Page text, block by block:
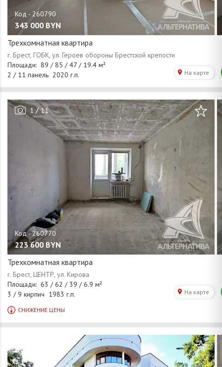
343 000 BYN
Трехкомнатная квартира
1 /11
223 600 BYN
Трехкомнатная квартира